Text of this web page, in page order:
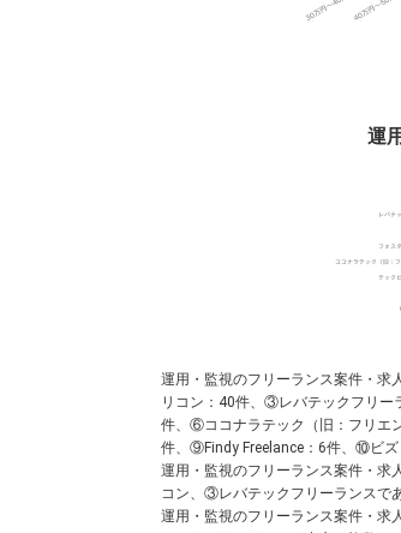
運
運用・監視のフリーランス案件・
リコン：40件、③レバテックフリ
件、⑥ココナラテック（旧：フリエ
件、⑨Findy Freelance：6件、⑩ビ
運用・監視のフリーランス案件・
コン、③レバテックフリーランスで
運用・監視のフリーランス案件・